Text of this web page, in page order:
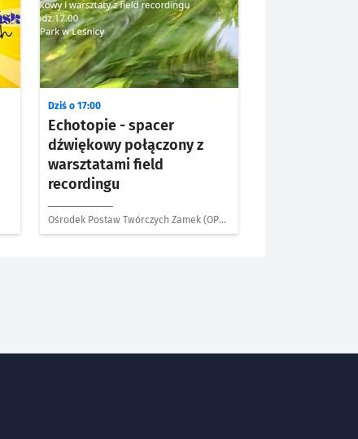
Echotopie - spacer
dźwiękowy połączony z
warsztatami field
recordingu
Dziś o 17:00
Ośrodek Postaw Twórczych Zamek (OPT
Zamek)